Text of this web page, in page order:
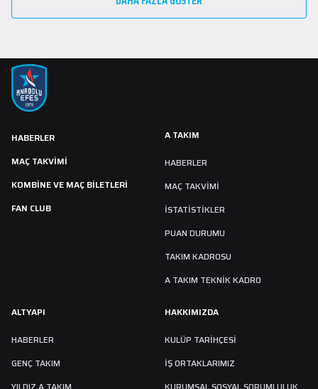
HABERLER
MAÇ TAKVIMI
KOMBİNE VE MAÇ BİLETLERİ
FAN CLUB
A TAKIM
HABERLER
MAÇ TAKVIMI
İSTATİSTİKLER
PUAN DURUMU
TAKIM KADROSU
A TAKIM TEKNİK KADRO
ALTYAPI
HABERLER
GENÇ TAKIM
HAKKIMIZDA
KULÜP TARIHÇESI
İŞ ORTAKLARIMIZ